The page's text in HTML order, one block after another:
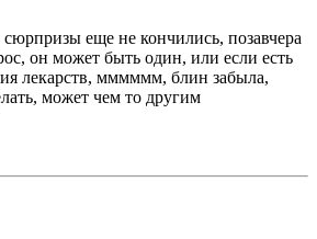
еще не кончились, позавчера
он может быть один, или если есть
лекарств, мммммм, блин забыла,
может чем то другим